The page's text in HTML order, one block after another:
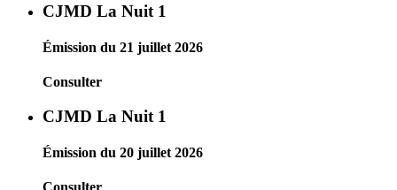
CJMD La Nuit 1
Émission du 21 juillet 2026
Consulter
CJMD La Nuit 1
Émission du 20 juillet 2026